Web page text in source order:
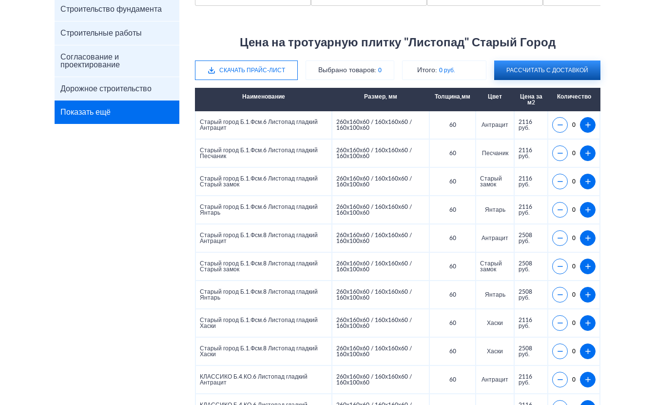
Строительство фундамента
Строительные работы
Согласование и
проектирование
Дорожное строительство
Показать ещё
Цена на тротуарную плитку "Листопад" Старый Город
СКАЧАТЬ ПРАЙС-ЛИСТ Выбрано товаров: 0 Итого:0 руб. РАССЧИТАТЬ С ДОСТАВКОЙ
Наименование Размер, мм Толщина,мм Цвет
Цена за
м2
Количество
Старый город Б.1.Фсм.6 Листопад гладкий
Антрацит
260х160х60 / 160х160х60 /
160х100х60
60 Антрацит
2116
руб.
Старый город Б.1.Фсм.6 Листопад гладкий
Песчаник
260х160х60 / 160х160х60 /
160х100х60
60 Песчаник
2116
руб.
Старый город Б.1.Фсм.6 Листопад гладкий
Старый замок
260х160х60 / 160х160х60 /
160х100х60
60
Старый
замок
2116
руб.
Старый город Б.1.Фсм.6 Листопад гладкий
Янтарь
260х160х60 / 160х160х60 /
160х100х60
60 Янтарь
2116
руб.
Старый город Б.1.Фсм.8 Листопад гладкий
Антрацит
260х160х60 / 160х160х60 /
160х100х60
60 Антрацит
2508
руб.
Старый город Б.1.Фсм.8 Листопад гладкий
Старый замок
260х160х60 / 160х160х60 /
160х100х60
60
Старый
замок
2508
руб.
Старый город Б.1.Фсм.8 Листопад гладкий
Янтарь
260х160х60 / 160х160х60 /
160х100х60
60 Янтарь
2508
руб.
Старый город Б.1.Фсм.6 Листопад гладкий
Хаски
260х160х60 / 160х160х60 /
160х100х60
60 Хаски
2116
руб.
Старый город Б.1.Фсм.8 Листопад гладкий
Хаски
260х160х60 / 160х160х60 /
160х100х60
60 Хаски
2508
руб.
КЛАССИКО Б.4.КО.6 Листопад гладкий
Антрацит
260х160х60 / 160х160х60 /
160х100х60
60 Антрацит
2116
руб.